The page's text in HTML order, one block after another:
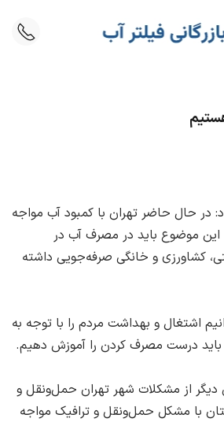
در حال حاضر تهران با کمبود آب مواجه
موضوع باید در مصرف آب در
کشاورزی و خانگی صرفه‌جویی داشته
اشتغال و بهداشت مردم را با توجه به
باید درست مصرف کردن را آموزش دهیم.
از مشکلات شهر تهران حمل‌ونقل و
با مشکل حمل‌ونقل و ترافیک مواجه